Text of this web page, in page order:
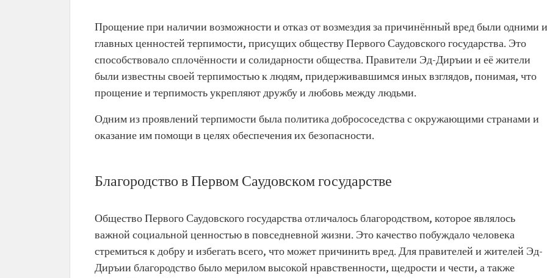
Прощение при наличии возможности и отказ от возмездия за причинённый вред были одними
главных ценностей терпимости, присущих обществу Первого Саудовского государства. Это
способствовало сплочённости и солидарности общества. Правители Эд-Диръии и её жители
были известны своей терпимостью к людям, придерживавшимся иных взглядов, понимая, что
прощение и терпимость укрепляют дружбу и любовь между людьми.
Одним из проявлений терпимости была политика добрососедства с окружающими странами и
оказание им помощи в целях обеспечения их безопасности.
Благородство в Первом Саудовском государстве
Общество Первого Саудовского государства отличалось благородством, которое являлось
важной социальной ценностью в повседневной жизни. Это качество побуждало человека
стремиться к добру и избегать всего, что может причинить вред. Для правителей и жителей Эд-
Диръии благородство было мерилом высокой нравственности, щедрости и чести, а также